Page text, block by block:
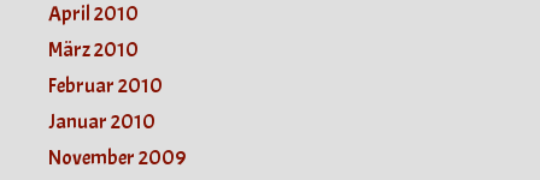
April 2010
März 2010
Februar 2010
Januar 2010
November 2009